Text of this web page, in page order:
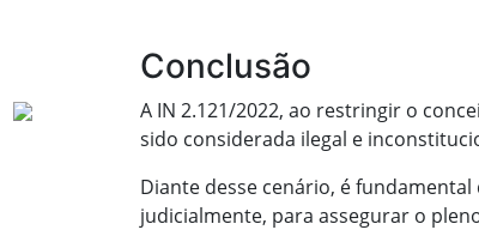
Conclusão
A IN 2.121/2022, ao restringir o
sido considerada ilegal e
Diante desse cenário, é
judicialmente, para assegurar o